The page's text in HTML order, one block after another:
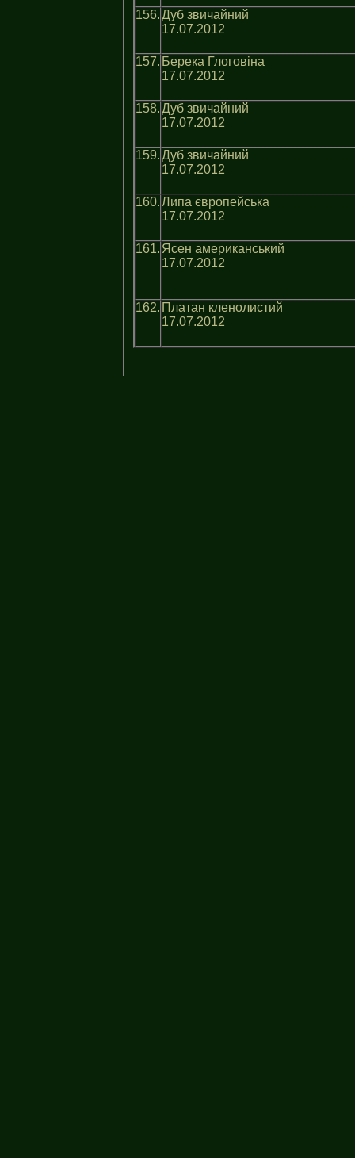
156.Дуб звичайний
17.07.2012
157. Берека Глоговіна
17.07.2012
158.Дуб звичайний
17.07.2012
159.Дуб звичайний
17.07.2012
160.Липа європейська
17.07.2012
161. Ясен американський
17.07.2012
162. Платан кленолистий
17.07.2012